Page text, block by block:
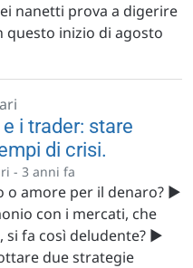
nanetti prova a digerire
questo inizio di agosto
i trader: stare
di crisi.
- 3 anni fa
o amore per il denaro? ▶️
con i mercati, che
si fa così deludente? ▶️
due strategie